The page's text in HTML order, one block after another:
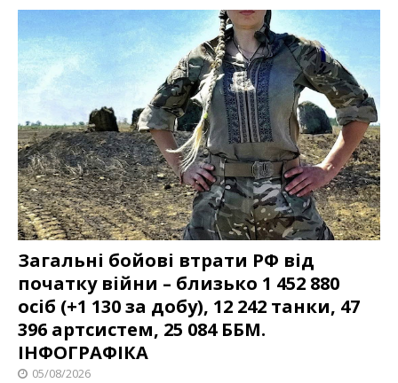
Загальні бойові втрати РФ від
початку війни – близько 1 452 880
осіб (+1 130 за добу), 12 242 танки, 47
396 артсистем, 25 084 ББМ.
ІНФОГРАФІКА
05/08/2026